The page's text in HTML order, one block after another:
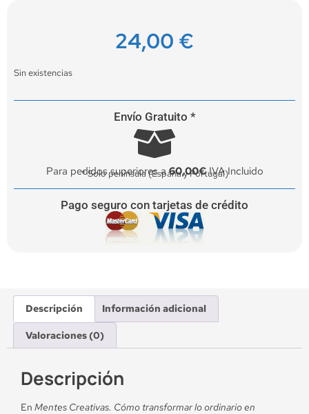
24,00 €
Sin existencias
Envío Gratuito *
Para pedidos superiores a60,00€IVA Incluido
* Solo península (España y Portugal)
Pago seguro con tarjetas de crédito
Descripción Información adicional
Valoraciones (0)
Descripción
En Mentes Creativas. Cómo transformar lo ordinario en